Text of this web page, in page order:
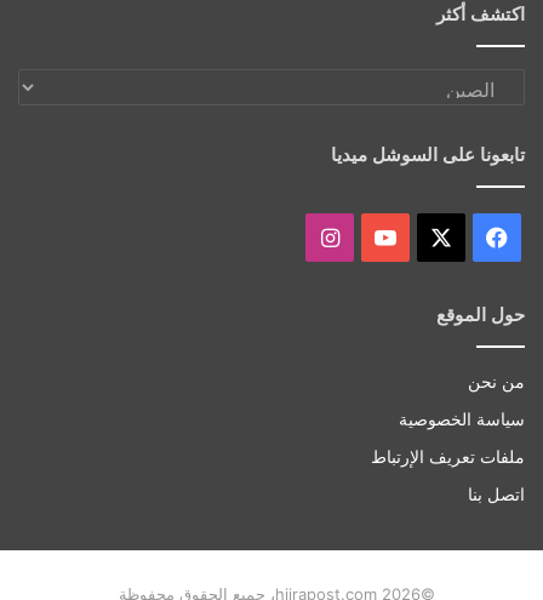
اكتشف أكثر
اكتشف
تابعونا على السوشل ميديا
فيسبوك ‫YouTubeانستقرام
حول الموقع
من نحن
سياسة الخصوصية
ملفات تعريف الإرتباط
اتصل بنا
©hijrapost.com 2026، جميع الحقوق محفوظة